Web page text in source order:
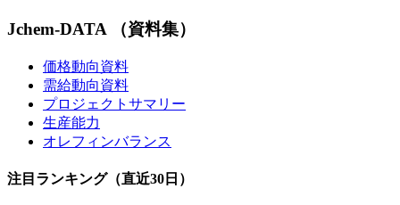
Jchem-DATA （資料集）
価格動向資料
需給動向資料
プロジェクトサマリー
生産能力
オレフィンバランス
注目ランキング（直近30日）